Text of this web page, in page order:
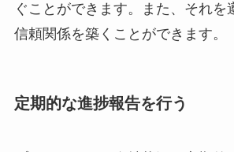
ぐことができます。また、それを
信頼関係を築くことができます。
定期的な進捗報告を行う